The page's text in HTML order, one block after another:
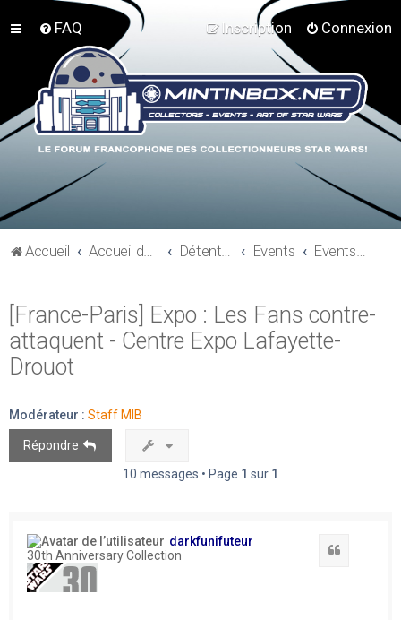
FAQ Connexion
Inscription
Accueil Accueil du forum Détente et communauté Mint In Box Events Events - Sortie - Salons
[France-Paris] Expo : Les Fans contre-
attaquent - Centre Expo Lafayette-
Drouot
Modérateur : Staff MIB
Répondre
10 messages • Page 1 sur 1
darkfunifuteur
30th Anniversary Collection